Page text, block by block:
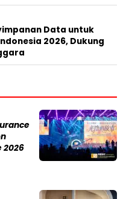
Data untuk
2026, Dukung
2026